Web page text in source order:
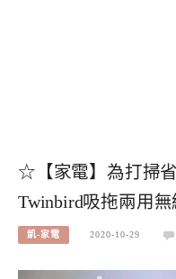
☆【家電】為打掃
Twinbird吸拖兩用
凱-家電 2020-10-29